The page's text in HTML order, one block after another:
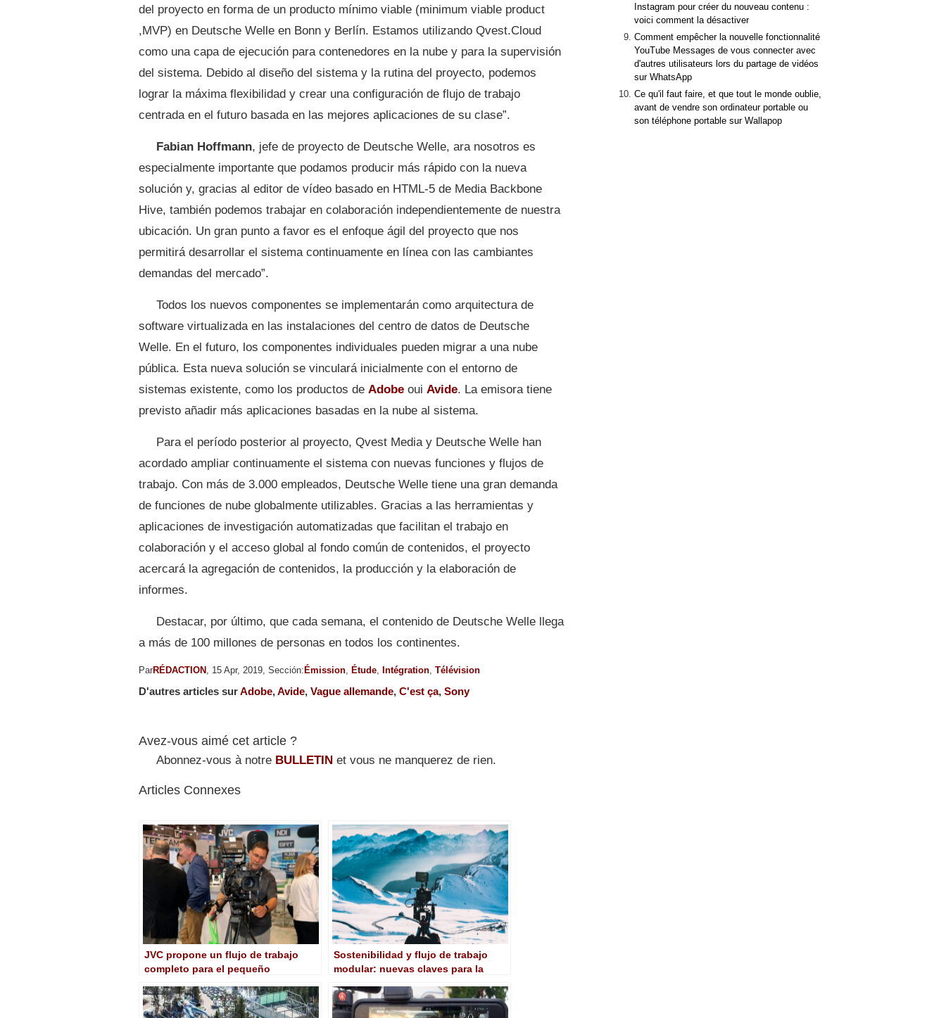
del proyecto en forma de un producto mínimo viable (minimum viable product
,MVP) en Deutsche Welle en Bonn y Berlín. Estamos utilizando Qvest.Cloud
como una capa de ejecución para contenedores en la nube y para la supervisión
del sistema. Debido al diseño del sistema y la rutina del proyecto, podemos
lograr la máxima flexibilidad y crear una configuración de flujo de trabajo
centrada en el futuro basada en las mejores aplicaciones de su clase”.
Fabian Hoffmann, jefe de proyecto de Deutsche Welle, ara nosotros es
especialmente importante que podamos producir más rápido con la nueva
solución y, gracias al editor de vídeo basado en HTML-5 de Media Backbone
Hive, también podemos trabajar en colaboración independientemente de nuestra
ubicación. Un gran punto a favor es el enfoque ágil del proyecto que nos
permitirá desarrollar el sistema continuamente en línea con las cambiantes
demandas del mercado”.
Todos los nuevos componentes se implementarán como arquitectura de
software virtualizada en las instalaciones del centro de datos de Deutsche
Welle. En el futuro, los componentes individuales pueden migrar a una nube
pública. Esta nueva solución se vinculará inicialmente con el entorno de
sistemas existente, como los productos de Adobe oui Avide. La emisora tiene
previsto añadir más aplicaciones basadas en la nube al sistema.
Para el período posterior al proyecto, Qvest Media y Deutsche Welle han
acordado ampliar continuamente el sistema con nuevas funciones y flujos de
trabajo. Con más de 3.000 empleados, Deutsche Welle tiene una gran demanda
de funciones de nube globalmente utilizables. Gracias a las herramientas y
aplicaciones de investigación automatizadas que facilitan el trabajo en
colaboración y el acceso global al fondo común de contenidos, el proyecto
acercará la agregación de contenidos, la producción y la elaboración de
informes.
Destacar, por último, que cada semana, el contenido de Deutsche Welle llega
a más de 100 millones de personas en todos los continentes.
ParRÉDACTION , 15 Apr, 2019, Sección:Émission Étude Intégration Télévision
D'autres articles surAdobe,Avide, Vague allemande, C'est ça, Sony
Avez-vous aimé cet article ?
Abonnez-vous à notre BULLETIN et vous ne manquerez de rien.
Articles Connexes
JVC propone un flujo de trabajo
completo para el pequeño
Sostenibilidad y flujo de trabajo
modular: nuevas claves para la
Instagram pour créer du nouveau contenu :
voici comment la désactiver
Comment empêcher la nouvelle fonctionnalité
YouTube Messages de vous connecter avec
d'autres utilisateurs lors du partage de vidéos
sur WhatsApp
Ce qu'il faut faire, et que tout le monde oublie,
avant de vendre son ordinateur portable ou
son téléphone portable sur Wallapop